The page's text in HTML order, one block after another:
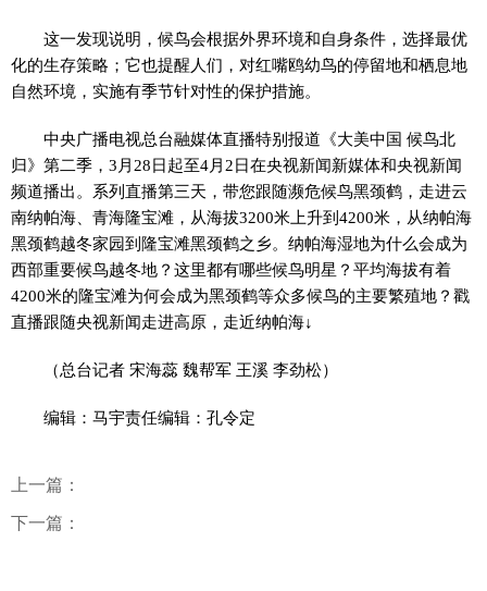
这一发现说明，候鸟会根据外界环境和自身条件，选择最优
化的生存策略；它也提醒人们，对红嘴鸥幼鸟的停留地和栖息地
自然环境，实施有季节针对性的保护措施。
中央广播电视总台融媒体直播特别报道《大美中国 候鸟北
归》第二季，3月28日起至4月2日在央视新闻新媒体和央视新闻
频道播出。系列直播第三天，带您跟随濒危候鸟黑颈鹤，走进云
南纳帕海、青海隆宝滩，从海拔3200米上升到4200米，从纳帕海
黑颈鹤越冬家园到隆宝滩黑颈鹤之乡。纳帕海湿地为什么会成为
西部重要候鸟越冬地？这里都有哪些候鸟明星？平均海拔有着
4200米的隆宝滩为何会成为黑颈鹤等众多候鸟的主要繁殖地？戳
直播跟随央视新闻走进高原，走近纳帕海↓
（总台记者 宋海蕊 魏帮军 王溪 李劲松）
编辑：马宇责任编辑：孔令定
上一篇：
下一篇：